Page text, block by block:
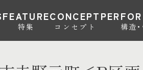
FEATURE
特集
CONCEPT
コンセプト 構造